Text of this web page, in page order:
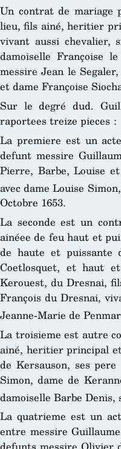
Un contrat de mariage
lieu, fils ainé, heritier
vivant aussi chevalier,
damoiselle Françoise
messire Jean le
et dame Françoise
Sur le degré dud.
raportees treize pieces :
La premiere est un
defunt messire
Pierre, Barbe, Louise
avec dame Louise
Octobre 1653.
La seconde est un
ainéee de feu haut et
de haute et puissante
Coetlosquet, et haut
Kerouest, du Dresnai,
François du Dresnai,
Jeanne-Marie de
La troisieme est autre
ainé, heritier principal
de Kersauson, ses
Simon, dame de
damoiselle Barbe Denis,
La quatrieme est un
entre messire